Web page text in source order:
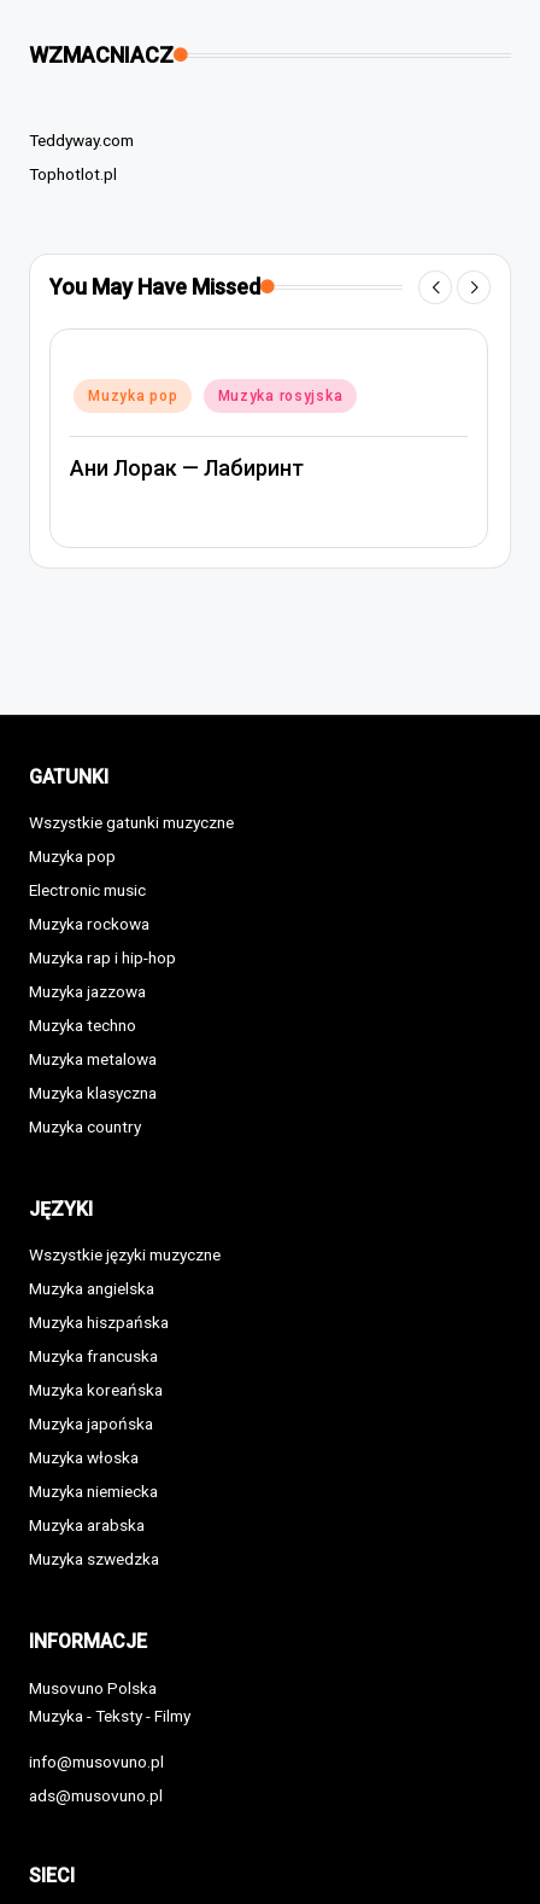
WZMACNIACZ
Teddyway.com
Tophotlot.pl
You May Have Missed
Posted
in
Muzyka pop Muzyka rosyjska
Ани Лорак — Лабиринт
GATUNKI
Wszystkie gatunki muzyczne
Muzyka pop
Electronic music
Muzyka rockowa
Muzyka rap i hip-hop
Muzyka jazzowa
Muzyka techno
Muzyka metalowa
Muzyka klasyczna
Muzyka country
JĘZYKI
Wszystkie języki muzyczne
Muzyka angielska
Muzyka hiszpańska
Muzyka francuska
Muzyka koreańska
Muzyka japońska
Muzyka włoska
Muzyka niemiecka
Muzyka arabska
Muzyka szwedzka
INFORMACJE
Musovuno Polska
Muzyka - Teksty - Filmy
info@musovuno.pl
ads@musovuno.pl
SIECI